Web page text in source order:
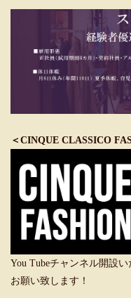
＜CINQUE CLASSICO
You Tubeチャンネル開設
お願い致します！